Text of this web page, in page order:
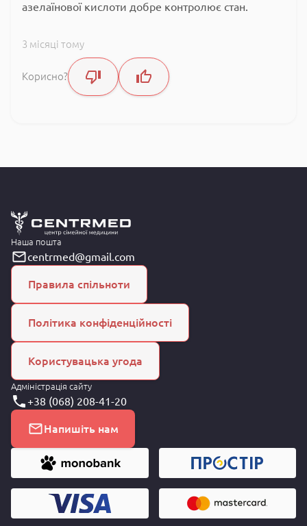
азелаїнової кислоти добре контролює стан.
3 місяці тому
Корисно?
Наша пошта
centrmed@gmail.com
Правила спільноти
Політика конфіденційності
Користувацька угода
Адміністрація сайту
+38 (068) 208-41-20
Напишіть нам